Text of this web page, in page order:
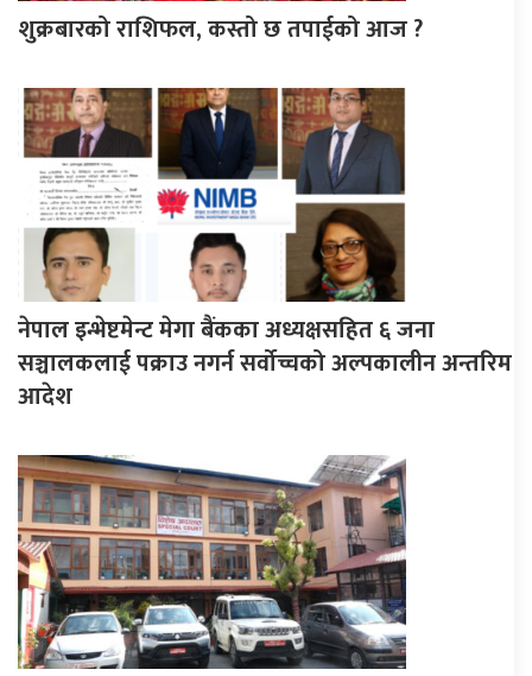
शुक्रबारको राशिफल, कस्तो छ तपाईको आज ?
नेपाल इन्भेष्टमेन्ट मेगा बैंकका अध्यक्षसहित ६ जना
सञ्चालकलाई पक्राउ नगर्न सर्वोच्चको अल्पकालीन अन्तरिम
आदेश